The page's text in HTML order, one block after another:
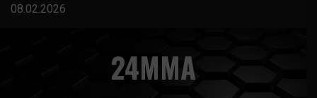
Перейти
08.02.2026
24MMA